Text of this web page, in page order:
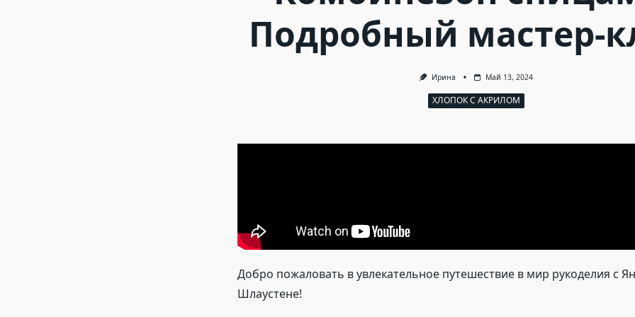
Подробный мастер-
Ирина Май 13, 2024
ХЛОПОК С АКРИЛОМ
Добро пожаловать в увлекательное путешествие в мир рукоделия с
Шлаустене!